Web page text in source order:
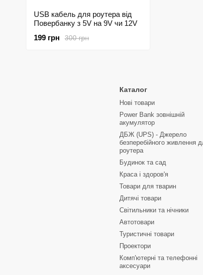
USB кабель для роутера від
Повербанку з 5V на 9V чи 12V
300 грн
199 грн
Каталог
Нові товари
Power Bank зовнішній
акумулятор
ДБЖ (UPS) - Джерело
безперебійного живлення
роутера
Будинок та сад
Краса і здоров'я
Товари для тварин
Дитячі товари
Світильники та нічники
Автотовари
Туристичні товари
Проектори
Комп'ютерні та телефонні
аксесуари